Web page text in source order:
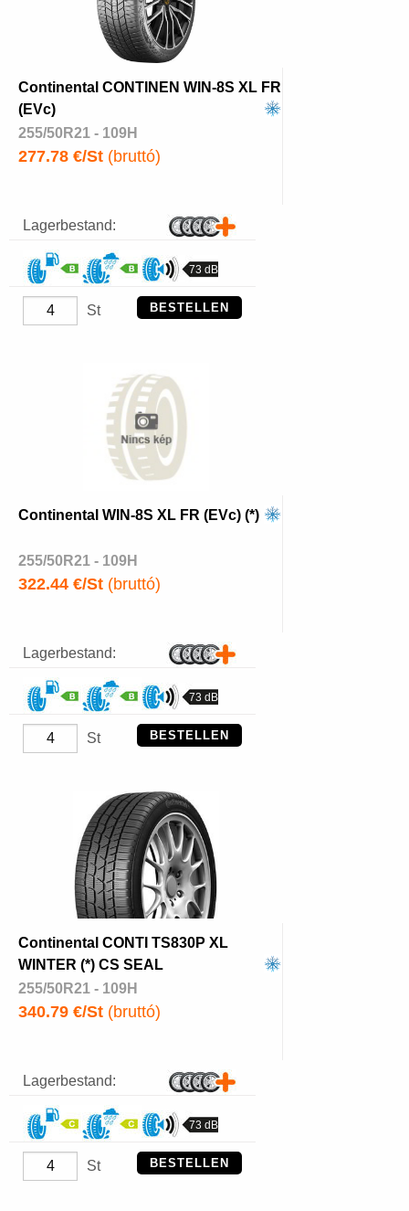
Continental CONTINEN WIN-8S XL FR
(EVc)
255/50R21 - 109H
277.78 €/St (bruttó)
Lagerbestand:
73 dB
St BESTELLEN
Continental WIN-8S XL FR (EVc) (*)
255/50R21 - 109H
322.44 €/St (bruttó)
Lagerbestand:
73 dB
St BESTELLEN
Continental CONTI TS830P XL
WINTER (*) CS SEAL
255/50R21 - 109H
340.79 €/St (bruttó)
Lagerbestand:
73 dB
St BESTELLEN